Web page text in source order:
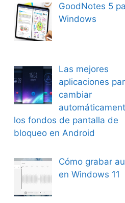
GoodNotes 5
Windows
Las mejores
aplicaciones
cambiar
los fondos de pantalla de
bloqueo en Android
Cómo grabar
en Windows 11